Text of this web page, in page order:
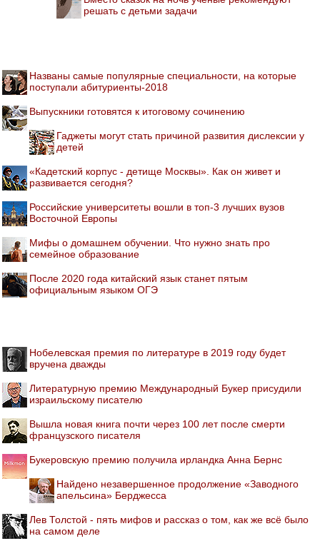
решать с детьми задачи
Названы самые популярные специальности, на которые
поступали абитуриенты-2018
Выпускники готовятся к итоговому сочинению
Гаджеты могут стать причиной развития дислексии у
детей
«Кадетский корпус - детище Москвы». Как он живет и
развивается сегодня?
Российские университеты вошли в топ-3 лучших вузов
Восточной Европы
Мифы о домашнем обучении. Что нужно знать про
семейное образование
После 2020 года китайский язык станет пятым
официальным языком ОГЭ
Нобелевская премия по литературе в 2019 году будет
вручена дважды
Литературную премию Международный Букер присудили
израильскому писателю
Вышла новая книга почти через 100 лет после смерти
французского писателя
Букеровскую премию получила ирландка Анна Бернс
Найдено незавершенное продолжение «Заводного
апельсина» Берджесса
Лев Толстой - пять мифов и рассказ о том, как же всё было
на самом деле